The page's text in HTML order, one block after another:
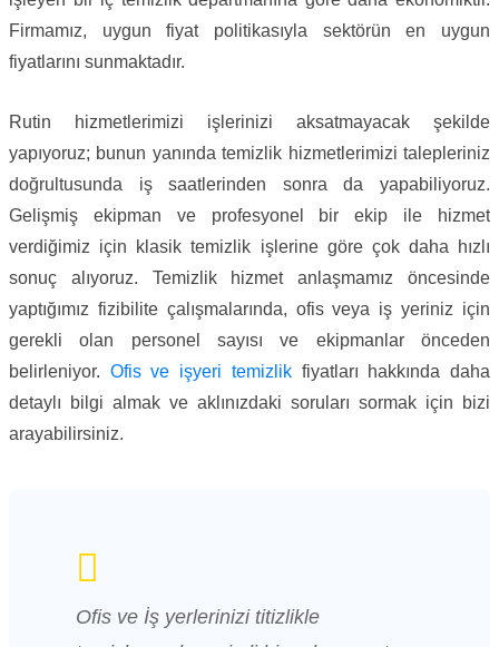
Firmamız, uygun fiyat politikasıyla sektörün en uygun
fiyatlarını sunmaktadır.
Rutin hizmetlerimizi işlerinizi aksatmayacak şekilde
yapıyoruz; bunun yanında temizlik hizmetlerimizi talepleriniz
doğrultusunda iş saatlerinden sonra da yapabiliyoruz.
Gelişmiş ekipman ve profesyonel bir ekip ile hizmet
verdiğimiz için klasik temizlik işlerine göre çok daha hızlı
sonuç alıyoruz. Temizlik hizmet anlaşmamız öncesinde
yaptığımız fizibilite çalışmalarında, ofis veya iş yeriniz için
gerekli olan personel sayısı ve ekipmanlar önceden
belirleniyor. Ofis ve işyeri temizlikfiyatları hakkında daha
detaylı bilgi almak ve aklınızdaki soruları sormak için bizi
arayabilirsiniz.
Ofis ve İş yerlerinizi titizlikle